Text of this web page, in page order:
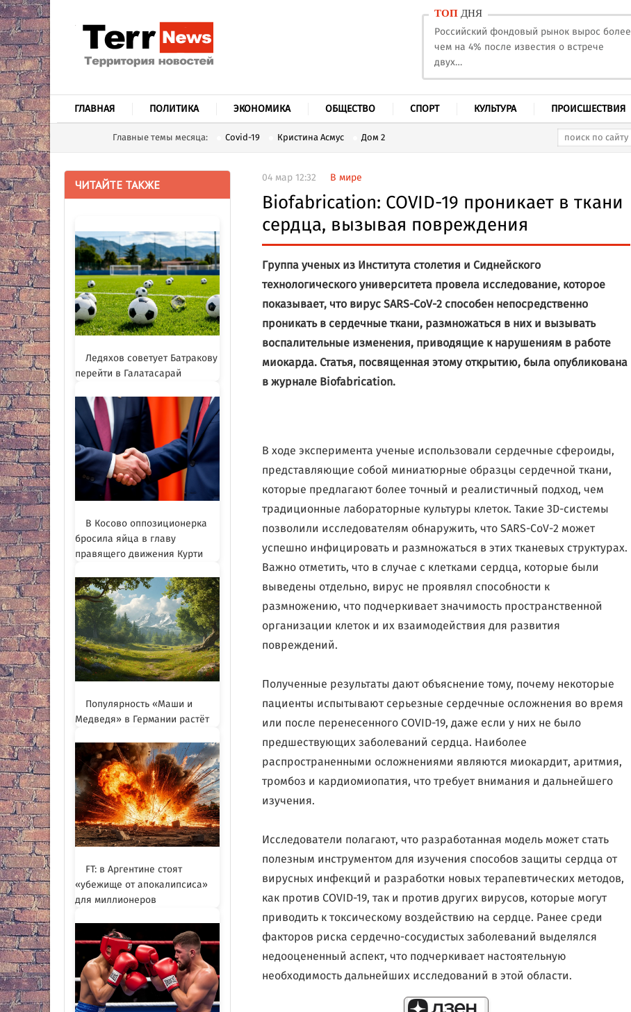
ТОП ДНЯ
Российский фондовый рынок вырос более
чем на 4% после известия о встрече
двух…
ГЛАВНАЯ ПОЛИТИКА ЭКОНОМИКА ОБЩЕСТВО СПОРТ КУЛЬТУРА ПРОИСШЕСТВИЯ
Главные темы месяца: Covid-19 Кристина Асмус Дом 2
ЧИТАЙТЕ ТАКЖЕ
Ледяхов советует Батракову
перейти в Галатасарай
В Косово оппозиционерка
бросила яйца в главу
правящего движения Курти
Популярность «Маши и
Медведя» в Германии растёт
FT: в Аргентине стоят
«убежище от апокалипсиса»
для миллионеров
04 мар 12:32 В мире
Biofabrication: COVID-19 проникает в ткани
сердца, вызывая повреждения
Группа ученых из Института столетия и Сиднейского
технологического университета провела исследование, которое
показывает, что вирус SARS-CoV-2 способен непосредственно
проникать в сердечные ткани, размножаться в них и вызывать
воспалительные изменения, приводящие к нарушениям в работе
миокарда. Статья, посвященная этому открытию, была опубликована
в журнале Biofabrication.
В ходе эксперимента ученые использовали сердечные сфероиды,
представляющие собой миниатюрные образцы сердечной ткани,
которые предлагают более точный и реалистичный подход, чем
традиционные лабораторные культуры клеток. Такие 3D-системы
позволили исследователям обнаружить, что SARS-CoV-2 может
успешно инфицировать и размножаться в этих тканевых структурах.
Важно отметить, что в случае с клетками сердца, которые были
выведены отдельно, вирус не проявлял способности к
размножению, что подчеркивает значимость пространственной
организации клеток и их взаимодействия для развития
повреждений.
Полученные результаты дают объяснение тому, почему некоторые
пациенты испытывают серьезные сердечные осложнения во время
или после перенесенного COVID-19, даже если у них не было
предшествующих заболеваний сердца. Наиболее
распространенными осложнениями являются миокардит, аритмия,
тромбоз и кардиомиопатия, что требует внимания и дальнейшего
изучения.
Исследователи полагают, что разработанная модель может стать
полезным инструментом для изучения способов защиты сердца от
вирусных инфекций и разработки новых терапевтических методов,
как против COVID-19, так и против других вирусов, которые могут
приводить к токсическому воздействию на сердце. Ранее среди
факторов риска сердечно-сосудистых заболеваний выделялся
недооцененный аспект, что подчеркивает настоятельную
необходимость дальнейших исследований в этой области.